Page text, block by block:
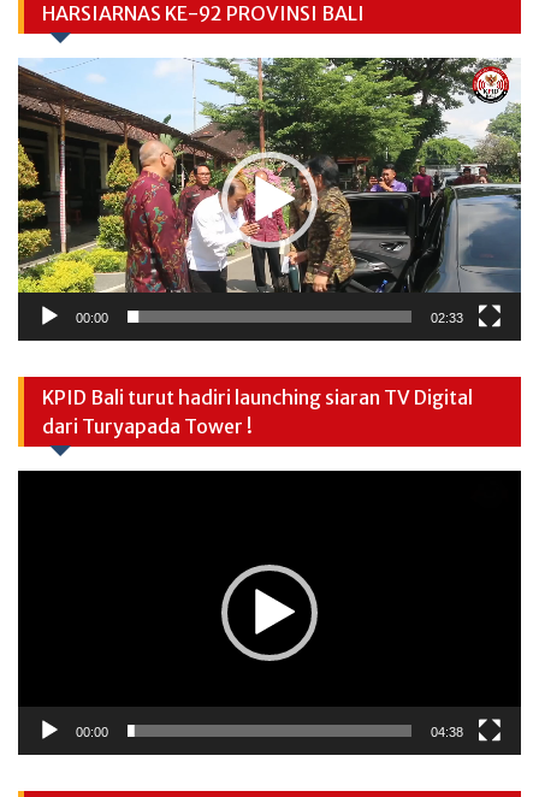
HARSIARNAS KE-92 PROVINSI BALI
Video
Player
00:00 02:33
KPID Bali turut hadiri launching siaran TV Digital
dari Turyapada Tower !
00:00 04:38